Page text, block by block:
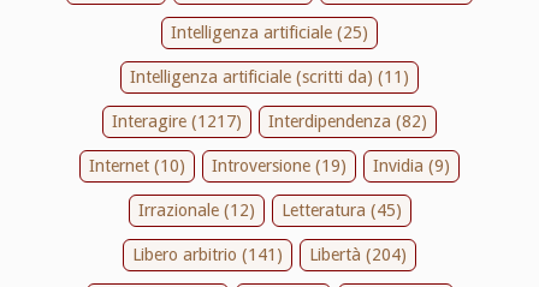
Intelligenza artificiale (25)
Intelligenza artificiale (scritti da) (11)
Interagire (1217) Interdipendenza (82)
Internet (10) Introversione (19) Invidia (9)
Irrazionale (12) Letteratura (45)
Libero arbitrio (141) Libertà (204)